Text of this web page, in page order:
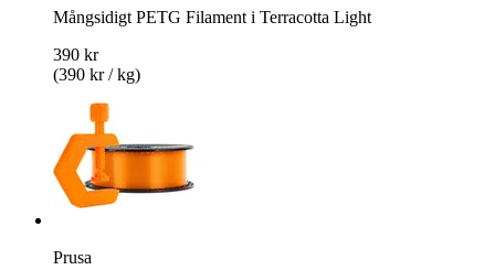
Mångsidigt PETG Filament i Terracotta Light
390 kr
(390 kr / kg)
Prusa